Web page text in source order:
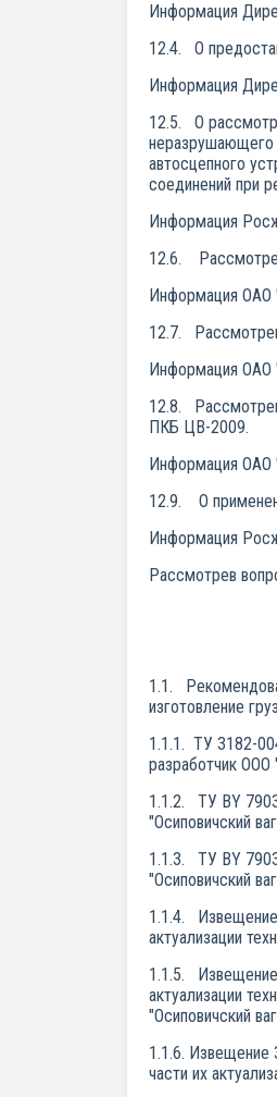
Информация
12.4. О
Информация
12.5. О
неразрушающего
автосцепного
соединений
Информация
12.6.
Информация
12.7.
Информация
12.8.
ПКБ ЦВ-2009.
Информация
12.9. О
Информация
Рассмотрев
1.1.
изготовление
1.1.1. ТУ 3182-
разработчик ООО
1.1.2. ТУ BY
"Осиповичский
1.1.3. ТУ BY
"Осиповичский
1.1.4. Извещение
актуализации
1.1.5. Извещение
актуализации
"Осиповичский
1.1.6. Извещение
части их